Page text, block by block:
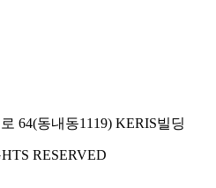
64(동내동1119) KERIS빌딩
RESERVED